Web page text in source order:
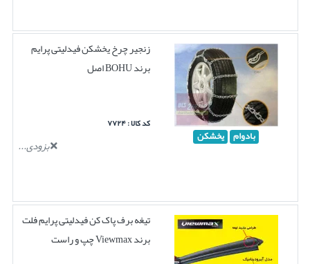
بادوام یخشکن
زنجیر چرخ یخشکن فیدلیتی پرایم
برند BOHU اصل
کد کالا : ۷۷۲۴
بزودی...
تیغه برف پاک کن فیدلیتی پرایم فلت
برند Viewmax چپ و راست